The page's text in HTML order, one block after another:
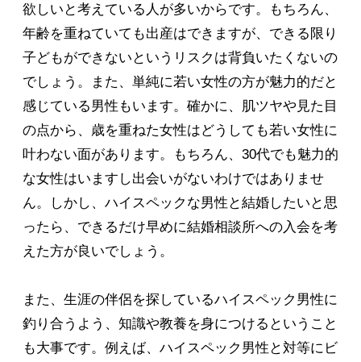
欲しいと考えている人が多いからです。もちろん、
年齢を重ねていても出産はできますが、できる限り
子どもができないというリスクは背負いたくないの
でしょう。また、単純に若い女性の方が魅力的だと
感じている男性もいます。確かに、肌ツヤや見た目
の点から、歳を重ねた女性はどうしても若い女性に
叶わない面があります。もちろん、30代でも魅力的
な女性はいますし出会いがないわけではありませ
ん。しかし、ハイスペックな男性と結婚したいと思
ったら、できるだけ早めに結婚相談所への入会を考
えた方が良いでしょう。
また、生涯の伴侶を探しているハイスペック男性に
釣り合うよう、知識や教養を身につけるということ
も大事です。例えば、ハイスペック男性と対等にビ